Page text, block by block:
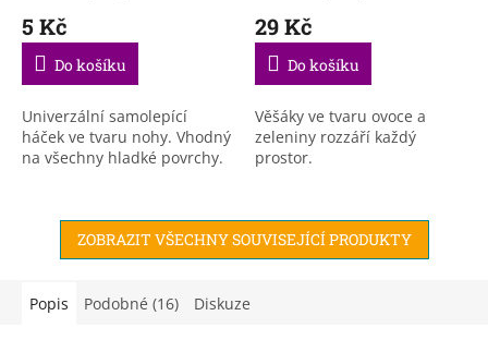
5 Kč
Do košíku
Univerzální samolepící
háček ve tvaru nohy. Vhodný
na všechny hladké povrchy.
29 Kč
Do košíku
Věšáky ve tvaru ovoce a
zeleniny rozzáří každý
prostor.
ZOBRAZIT VŠECHNY SOUVISEJÍCÍ PRODUKTY
Popis Podobné (16) Diskuze